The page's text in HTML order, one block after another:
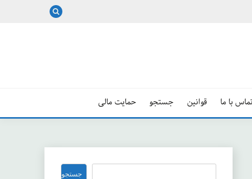
با ما قوانین جستجو حمایت مالی
جستجو جستجو